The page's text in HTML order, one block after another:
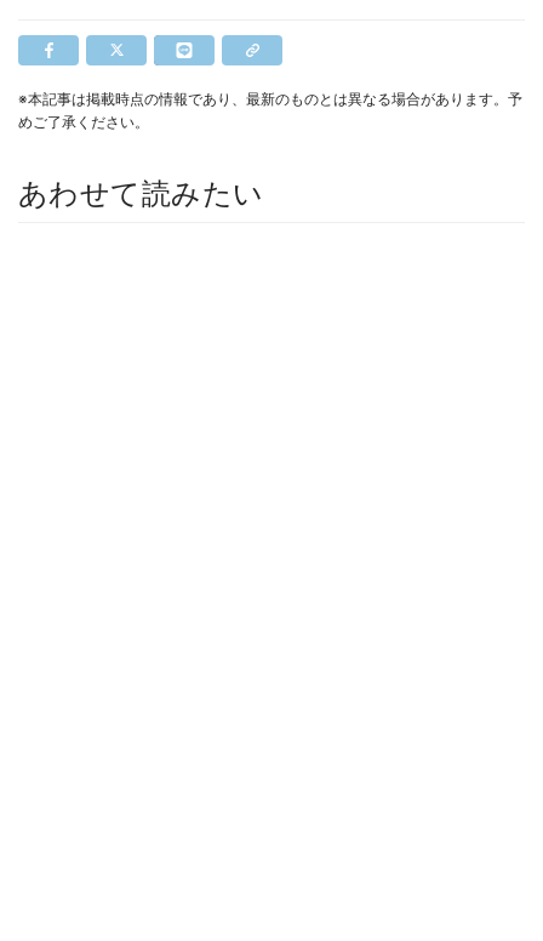
※本記事は掲載時点の情報であり、最新のものとは異なる場合があります。予
めご了承ください。
あわせて読みたい